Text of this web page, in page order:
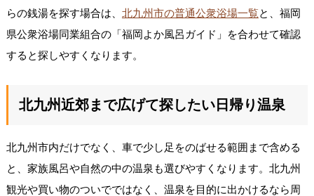
らの銭湯を探す場合は、 北九州市の普通公衆浴場一覧と、福岡
県公衆浴場同業組合の「福岡よか風呂ガイド」を合わせて確認
すると探しやすくなります。
北九州近郊まで広げて探したい日帰り温泉
北九州市内だけでなく、車で少し足をのばせる範囲まで含める
と、家族風呂や自然の中の温泉も選びやすくなります。北九州
観光や買い物のついでではなく、温泉を目的に出かけるなら周